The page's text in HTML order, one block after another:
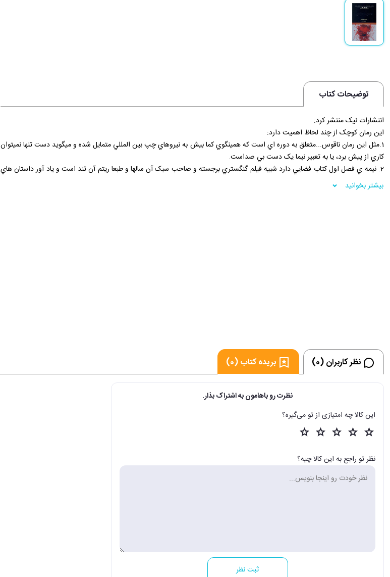
توضیحات کتاب
انتشارات نيک منتشر کرد:
اين رمان کوچک از چند لحاظ اهميت دارد:
1.مثل اين رمان ناقوس...متعلق به دوره اي است که همينگوي کما بيش به نيروهاي چپ بين المللي متمايل شده و ميگويد دست تنها نميتوان
کاري از پيش برد، يا به تعبير نيما يک دست بي صداست.
2. نيمه ي فصل اول کتاب فضايي دارد شبيه فيلم گنگستري برجسته و صاحب سبک آن سالها و طبعا ريتم آن تند است و ياد آور داستان هاي
کوتاه «آدم کش ها» و...از آثار خود او.
بیشتر بخوانید
نظر کاربران (0) بریده کتاب (0)
نظرت رو باهامون به اشتراک بذار.
این کالا چه امتیازی از تو می‌گیره؟
نظر تو راجع به این کالا چیه؟
ثبت نظر